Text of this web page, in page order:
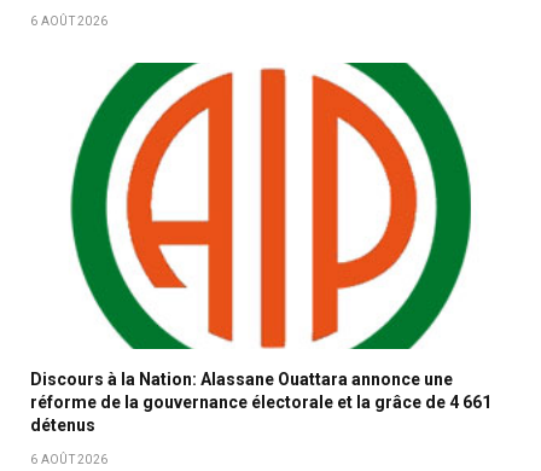
6 AOÛT 2026
Discours à la Nation: Alassane Ouattara annonce une
réforme de la gouvernance électorale et la grâce de 4 661
détenus
6 AOÛT 2026